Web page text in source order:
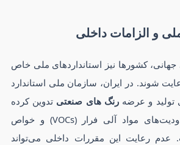
و الزامات داخلی
جهانی، کشورها نیز استانداردهای ملی خاص
شوند. در ایران، سازمان ملی استاندارد
تولید و عرضهرنگ های صنعتی تدوین کرده
است که شامل محدودیت‌های مواد آلی فرار (VOCs) و خواص
رعایت این مقررات داخلی می‌تواند